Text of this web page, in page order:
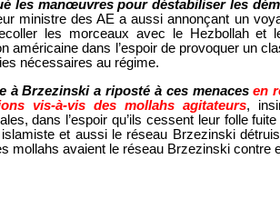
les manœuvres pour déstabiliser les
ministre des AE a aussi annonçant un
les morceaux avec le Hezbollah et
américaine dans l’espoir de provoquer un
nécessaires au régime.
à Brzezinski a riposté à ces menacesen
vis-à-vis des mollahs agitateurs,
dans l’espoir qu’ils cessent leur folle
et aussi le réseau Brzezinski
mollahs avaient le réseau Brzezinski contre